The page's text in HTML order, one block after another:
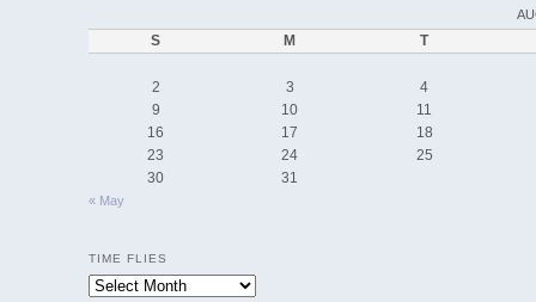
S M T
2 3
4
9
10
11
16
17
18
23
24
25
30
31
« May
TIME FLIES
Time